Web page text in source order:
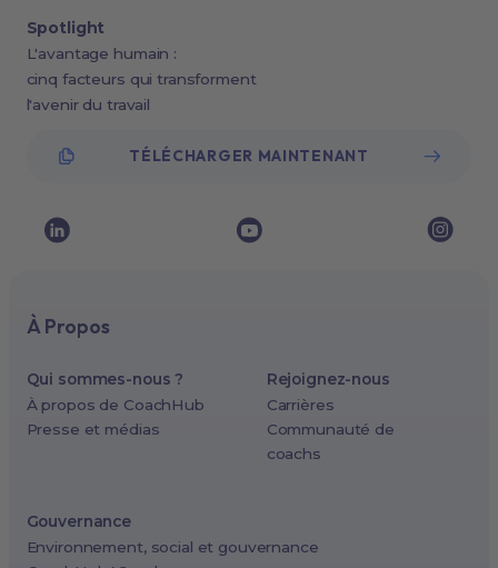
Spotlight
L'avantage humain :
cinq facteurs qui transforment
l'avenir du travail
TÉLÉCHARGER MAINTENANT
À Propos
Qui sommes-nous ?
À propos de CoachHub
Presse et médias
Rejoignez-nous
Carrières
Communauté de
coachs
Gouvernance
Environnement, social et gouvernance